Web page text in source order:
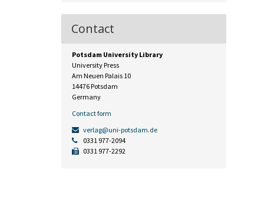
Contact
Potsdam University Library
University Press
Am Neuen Palais 10
14476 Potsdam
Germany
Contact form
verlag@uni-potsdam.de
0331 977-2094
0331 977-2292